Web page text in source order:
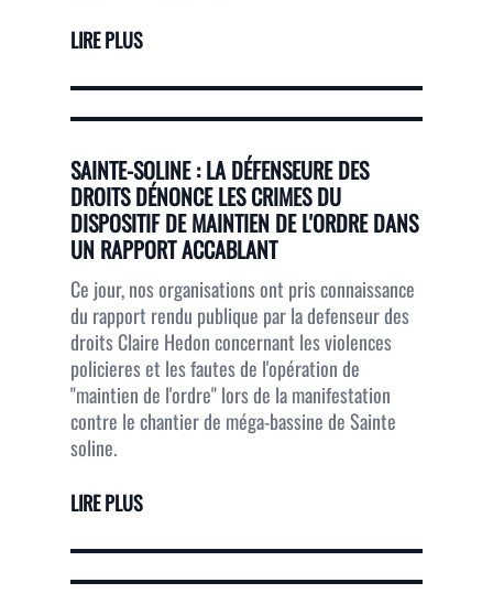
LIRE PLUS
SAINTE-SOLINE : LA DÉFENSEURE DES
DROITS DÉNONCE LES CRIMES DU
DISPOSITIF DE MAINTIEN DE L'ORDRE DANS
UN RAPPORT ACCABLANT
Ce jour, nos organisations ont pris connaissance
du rapport rendu publique par la defenseur des
droits Claire Hedon concernant les violences
policieres et les fautes de l'opération de
"maintien de l'ordre" lors de la manifestation
contre le chantier de méga-bassine de Sainte
soline.
LIRE PLUS